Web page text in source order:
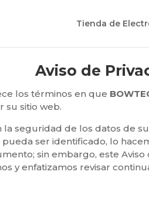
Tienda de
Aviso de
los términos en que
su sitio web.
seguridad de los datos de
ser identificado, lo
sin embargo, este
y enfatizamos revisar